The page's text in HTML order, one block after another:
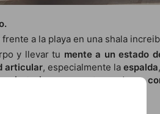
frente a la playa en una shala
y llevar tu mente a un estado
articular, especialmente la espalda,
, en un entorno deno